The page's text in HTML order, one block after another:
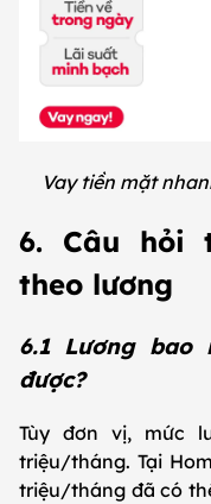
Vay tiền mặt
6. Câu hỏi
theo lương
6.1 Lương
được?
Tùy đơn vị, mức
triệu/tháng. Tại
triệu/tháng đã có